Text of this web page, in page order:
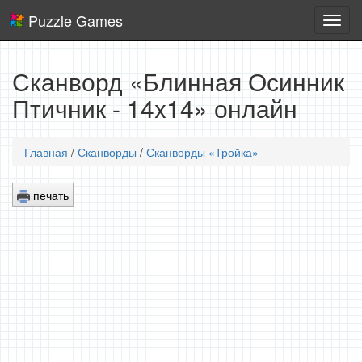
игры
Puzzle Games
Сканворд «Блинная Осинник
Птичник - 14x14» онлайн
Главная / Сканворды / Сканворды «Тройка»
печать